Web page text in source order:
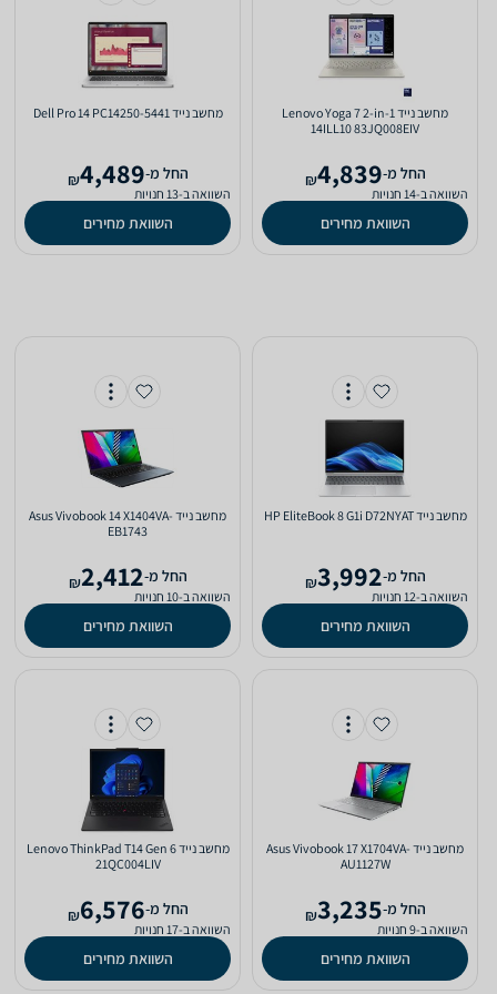
מחשב נייד Lenovo Yoga 7 2-in-1
14ILL10 83JQ008EIV
‫החל מ-4,839
₪
השוואה ב-14 חנויות
השוואת מחירים
מחשב נייד Dell Pro 14 PC14250-5441
‫החל מ-4,489
₪
השוואה ב-13 חנויות
השוואת מחירים
מחשב נייד HP EliteBook 8 G1i D72NYAT
‫החל מ-3,992
₪
השוואה ב-12 חנויות
השוואת מחירים
מחשב נייד Asus Vivobook 14 X1404VA-
EB1743
‫החל מ-2,412
₪
השוואה ב-10 חנויות
השוואת מחירים
מחשב נייד Asus Vivobook 17 X1704VA-
AU1127W
‫החל מ-3,235
₪
השוואה ב-9 חנויות
השוואת מחירים
מחשב נייד Lenovo ThinkPad T14 Gen 6
21QC004LIV
‫החל מ-6,576
₪
השוואה ב-17 חנויות
השוואת מחירים